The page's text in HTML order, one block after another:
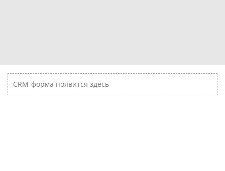
CRM-форма появится здесь